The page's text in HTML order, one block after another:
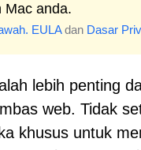
Mac anda.
EULAdan Dasar
lebih penting
web. Tidak
khusus untuk